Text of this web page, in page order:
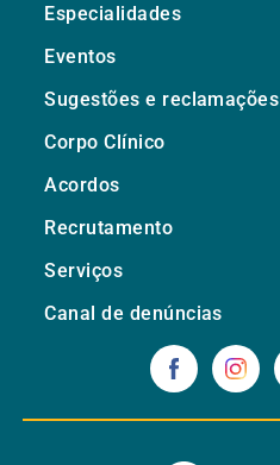
Especialidades
Eventos
Sugestões e reclamações
Corpo Clínico
Acordos
Recrutamento
Serviços
Canal de denúncias